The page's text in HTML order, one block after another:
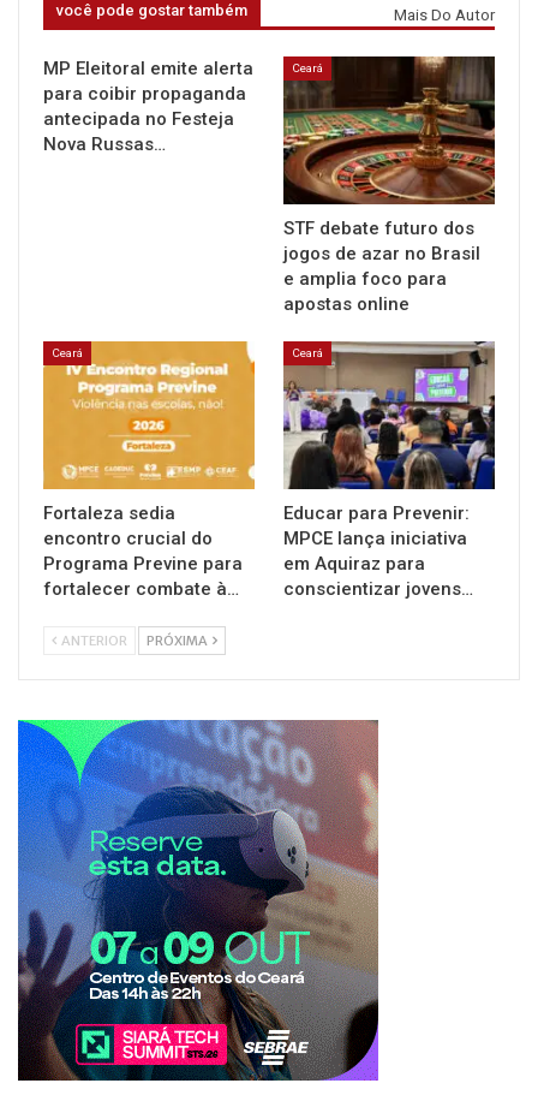
você pode gostar também Mais Do Autor
MP Eleitoral emite alerta
para coibir propaganda
antecipada no Festeja
Nova Russas…
Ceará
STF debate futuro dos
jogos de azar no Brasil
e amplia foco para
apostas online
Ceará
Fortaleza sedia
encontro crucial do
Programa Previne para
fortalecer combate à…
Ceará
Educar para Prevenir:
MPCE lança iniciativa
em Aquiraz para
conscientizar jovens…
ANTERIOR PRÓXIMA